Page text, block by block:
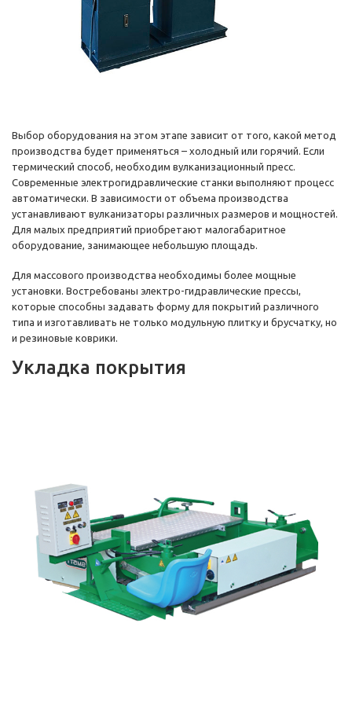
Выбор оборудования на этом этапе зависит от того, какой метод
производства будет применяться – холодный или горячий. Если
термический способ, необходим вулканизационный пресс.
Современные электрогидравлические станки выполняют процесс
автоматически. В зависимости от объема производства
устанавливают вулканизаторы различных размеров и мощностей.
Для малых предприятий приобретают малогабаритное
оборудование, занимающее небольшую площадь.
Для массового производства необходимы более мощные
установки. Востребованы электро-гидравлические прессы,
которые способны задавать форму для покрытий различного
типа и изготавливать не только модульную плитку и брусчатку, но
и резиновые коврики.
Укладка покрытия